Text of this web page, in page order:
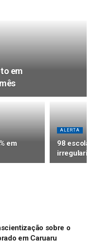
em
em
ALERTA
98
sobre o
em Caruaru